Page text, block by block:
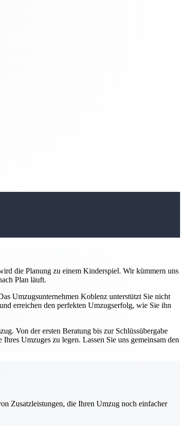
die Planung zu einem Kinderspiel. Wir kümmern uns
Plan läuft.
Umzugsunternehmen Koblenz unterstützt Sie nicht
erreichen den perfekten Umzugserfolg, wie Sie ihn
Von der ersten Beratung bis zur Schlüssübergabe
Umzuges zu legen. Lassen Sie uns gemeinsam den
Zusatzleistungen, die Ihren Umzug noch einfacher